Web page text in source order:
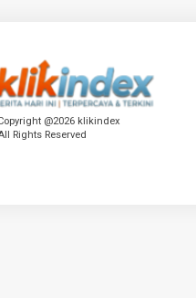
@2026 klikindex
Rights Reserved